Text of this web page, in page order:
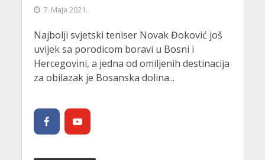
7. Maja 2021.
Najbolji svjetski teniser Novak Đoković još
uvijek sa porodicom boravi u Bosni i
Hercegovini, a jedna od omiljenih destinacija
za obilazak je Bosanska dolina...